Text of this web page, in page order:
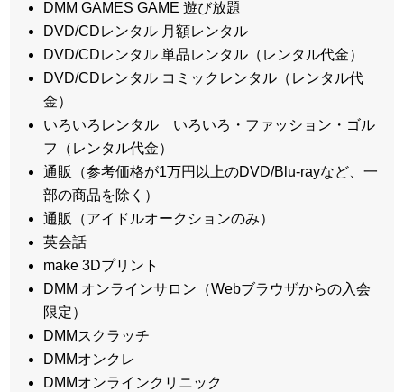
DMM GAMES GAME 遊び放題
DVD/CDレンタル 月額レンタル
DVD/CDレンタル 単品レンタル（レンタル代金）
DVD/CDレンタル コミックレンタル（レンタル代
金）
いろいろレンタル いろいろ・ファッション・ゴル
フ（レンタル代金）
通販（参考価格が1万円以上のDVD/Blu-rayなど、一
部の商品を除く）
通販（アイドルオークションのみ）
英会話
make 3Dプリント
DMM オンラインサロン（Webブラウザからの入会
限定）
DMMスクラッチ
DMMオンクレ
DMMオンラインクリニック